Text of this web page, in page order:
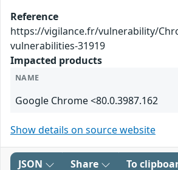
Reference
https://vigilance.fr/vulnerability/
vulnerabilities-31919
Impacted products
NAME
Google Chrome <80.0.3987.162
Show details on source website
JSON Share To